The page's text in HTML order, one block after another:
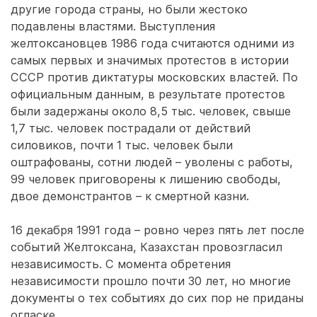
другие города страны, но были жестоко
подавлены властями. Выступления
желтоксановцев 1986 года считаются одними из
самых первых и значимых протестов в истории
СССР против диктатуры московских властей. По
официальным данным, в результате протестов
были задержаны около 8,5 тыс. человек, свыше
1,7 тыс. человек пострадали от действий
силовиков, почти 1 тыс. человек были
оштрафованы, сотни людей – уволены с работы,
99 человек приговорены к лишению свободы,
двое демонстрантов – к смертной казни.
16 декабря 1991 года – ровно через пять лет после
событий Желтоксана, Казахстан провозгласил
независимость. С момента обретения
независимости прошло почти 30 лет, но многие
документы о тех событиях до сих пор не приданы